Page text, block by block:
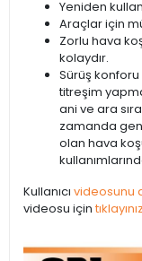
Yeniden
Araçlar için
Zorlu hava
kolaydır.
Sürüş
titreşim
ani ve ara sıra
zamanda
olan hava
Kullanıcı videosunu
videosu için tıklayınız